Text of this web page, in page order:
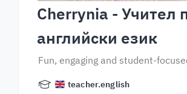
Cherrynia - Учител
английски език
Fun, engaging and student-
teacher.english